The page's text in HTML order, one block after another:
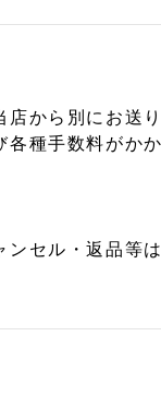
から別にお送
種手数料が
セル・返品等